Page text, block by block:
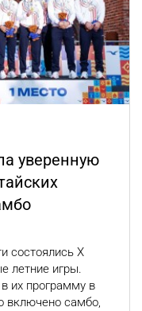
уверенную
состоялись X
летние игры.
их программу в
включено самбо,